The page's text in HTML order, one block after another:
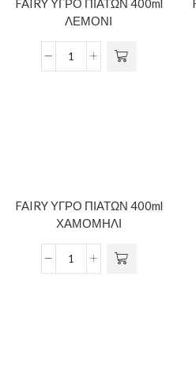
FAIRY ΥΓΡΟ ΠΙΑΤΩΝ 400ml
ΛΕΜΟΝΙ
FAIRY ΥΓΡΟ ΠΙΑΤΩΝ 400ml
ΧΑΜΟΜΗΛΙ